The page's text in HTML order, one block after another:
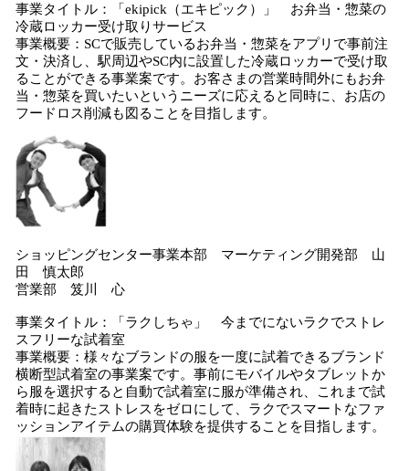
事業タイトル：「ekipick（エキピック）」 お弁当・惣菜の
冷蔵ロッカー受け取りサービス
事業概要：SCで販売しているお弁当・惣菜をアプリで事前注
文・決済し、駅周辺やSC内に設置した冷蔵ロッカーで受け取
ることができる事業案です。お客さまの営業時間外にもお弁
当・惣菜を買いたいというニーズに応えると同時に、お店の
フードロス削減も図ることを目指します。
ショッピングセンター事業本部 マーケティング開発部 山
田 慎太郎
営業部 笈川 心
事業タイトル：「ラクしちゃ」 今までにないラクでストレ
スフリーな試着室
事業概要：様々なブランドの服を一度に試着できるブランド
横断型試着室の事業案です。事前にモバイルやタブレットか
ら服を選択すると自動で試着室に服が準備され、これまで試
着時に起きたストレスをゼロにして、ラクでスマートなファ
ッションアイテムの購買体験を提供することを目指します。